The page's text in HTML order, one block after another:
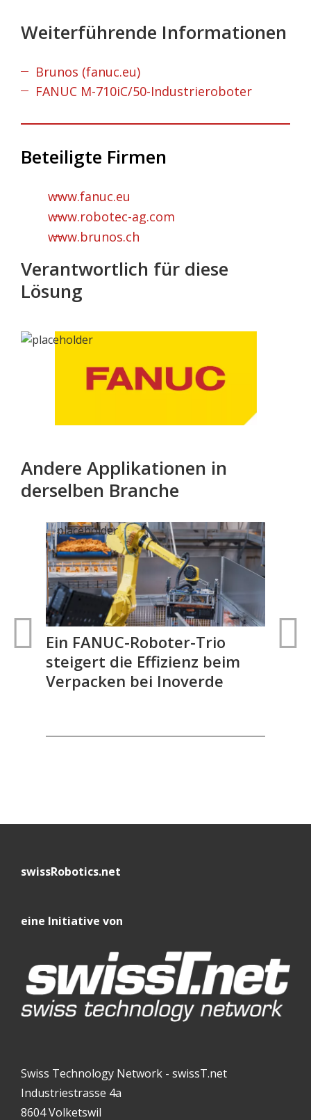
Weiterführende Informationen
Brunos (fanuc.eu)
FANUC M-710iC/50-Industrieroboter
Beteiligte Firmen
www.fanuc.eu
www.robotec-ag.com
www.brunos.ch
Verantwortlich für diese
Lösung
Andere Applikationen in
derselben Branche
Ein FANUC-Roboter-Trio
steigert die Effizienz beim
Verpacken bei Inoverde
swissRobotics.net
eine Initiative von
Swiss Technology Network - swissT.net
Industriestrasse 4a
8604 Volketswil